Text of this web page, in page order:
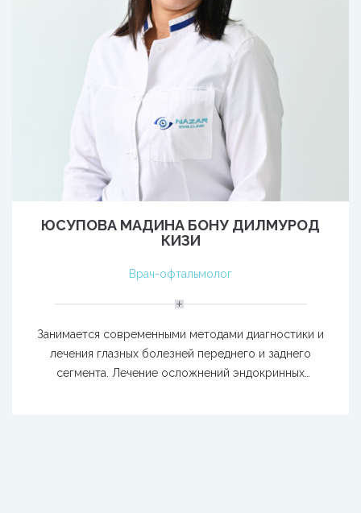
ЮСУПОВА МАДИНА БОНУ ДИЛМУРОД
КИЗИ
Врач-офтальмолог
Занимается современными методами диагностики и
лечения глазных болезней переднего и заднего
сегмента. Лечение осложнений эндокринных